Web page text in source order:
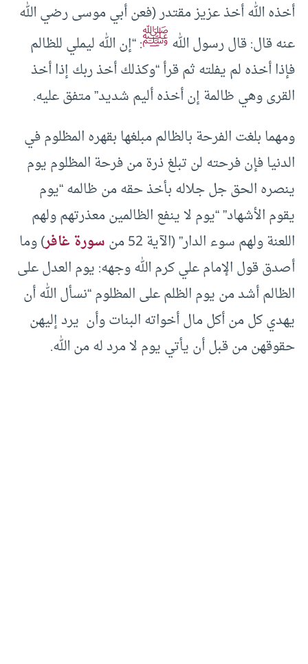
أخذه الله أخذ عزيز مقتدر (فعن أبي موسى رضي الله
عنه قال: قال رسول اللهﷺ: “إن الله ليملي للظالم
فإذا أخذه لم يفلته ثم قرأ “وكذلك أخذ ربك إذا أخذ
القرى وهي ظالمة إن أخذه أليم شديد” متفق عليه.
ومهما بلغت الفرحة بالظالم مبلغها بقهره المظلوم في
الدنيا فإن فرحته لن تبلغ ذرة من فرحة المظلوم يوم
ينصره الحق جل جلاله بأخذ حقه من ظالمه “يوم
يقوم الأشهاد” “يوم لا ينفع الظالمين معذرتهم ولهم
اللعنة ولهم سوء الدار” (الآية 52 من
سورة غافر) وما
أصدق قول الإمام علي كرم الله وجهه: يوم العدل على
الظالم أشد من يوم الظلم على المظلوم “نسأل الله أن
يهدي كل من أكل مال أخواته البنات وأن يرد إليهن
حقوقهن من قبل أن يأتي يوم لا مرد له من الله.